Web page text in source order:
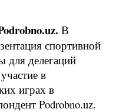
В
спортивной
для делегаций
в
играх в
Podrobno.uz.